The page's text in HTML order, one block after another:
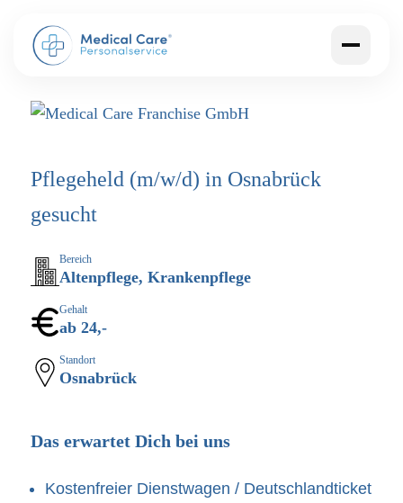
Pflegeheld (m/w/d) in Osnabrück
gesucht
Bereich
Altenpflege, Krankenpflege
Gehalt
ab 24,-
Standort
Osnabrück
Das erwartet Dich bei uns
Kostenfreier Dienstwagen / Deutschlandticket